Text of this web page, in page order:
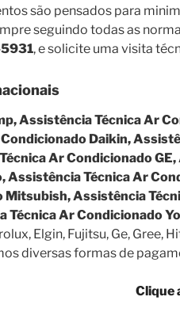
são pensados para
seguindo todas as
, e solicite uma visita
Assistência Técnica Ar
Daikin,
Ar Condicionado
Técnica Ar
Assistência
Técnica Ar Condicionado
Elgin, Fujitsu, Ge, Gree,
diversas formas de
Clique